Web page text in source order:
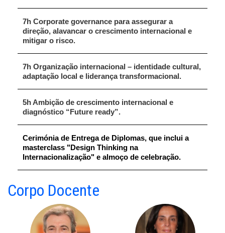
7h Corporate governance para assegurar a
direção, alavancar o crescimento internacional e
mitigar o risco.
7h Organização internacional – identidade cultural,
adaptação local e liderança transformacional.
5h Ambição de crescimento internacional e
diagnóstico “Future ready”.
Cerimónia de Entrega de Diplomas, que inclui a
masterclass "Design Thinking na
Internacionalização" e almoço de celebração.
Corpo Docente